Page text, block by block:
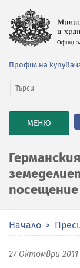
Профил на
TOGGLE
NAVIGATION
МЕНЮ
посещение
Начало
27 Октомври 2011